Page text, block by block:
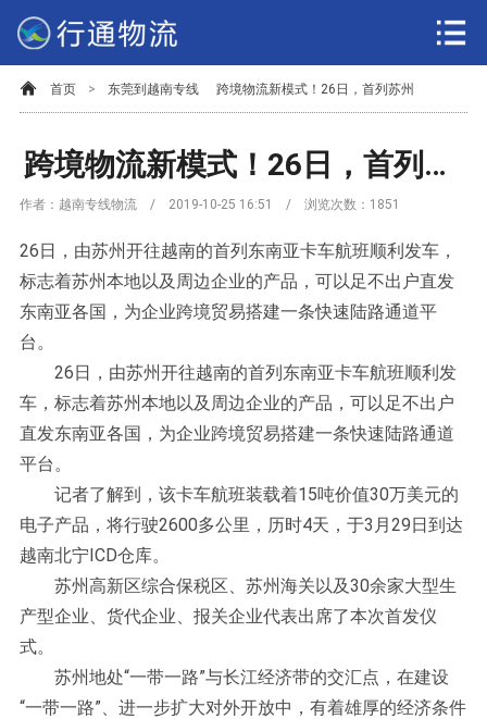
首页 > 东莞到越南专线 跨境物流新模式！26日，首列苏州
跨境物流新模式！26日，首列苏州
作者：越南专线物流 / 2019-10-25 16:51 / 浏览次数： 1851
26日，由苏州开往越南的首列东南亚卡车航班顺利发车，
标志着苏州本地以及周边企业的产品，可以足不出户直发
东南亚各国，为企业跨境贸易搭建一条快速陆路通道平
台。
26日，由苏州开往越南的首列东南亚卡车航班顺利发
车，标志着苏州本地以及周边企业的产品，可以足不出户
直发东南亚各国，为企业跨境贸易搭建一条快速陆路通道
平台。
记者了解到，该卡车航班装载着15吨价值30万美元的
电子产品，将行驶2600多公里，历时4天，于3月29日到达
越南北宁ICD仓库。
苏州高新区综合保税区、苏州海关以及30余家大型生
产型企业、货代企业、报关企业代表出席了本次首发仪
式。
苏州地处“一带一路”与长江经济带的交汇点，在建设
“一带一路”、进一步扩大对外开放中，有着雄厚的经济条件